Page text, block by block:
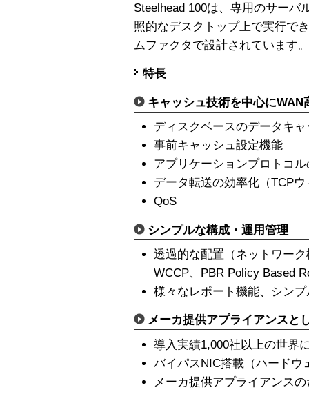
Steelhead 100は、専用のサーバ
照的なデスクトップ上で実行で
ムファクタで設計されています。
特長
キャッシュ技術を中心にWAN
ディスクベースのデータキ
事前キャッシュ設定機能
アプリケーションプロトコ
データ転送の効率化（TCP
QoS
シンプルな構成・運用管理
透過的な配置（ネットワー
WCCP、PBR Policy Based
様々なレポート機能、シン
メーカ提供アプライアンスと
導入実績1,000社以上の世界
バイパスNIC搭載（ハードウ
メーカ提供アプライアンス